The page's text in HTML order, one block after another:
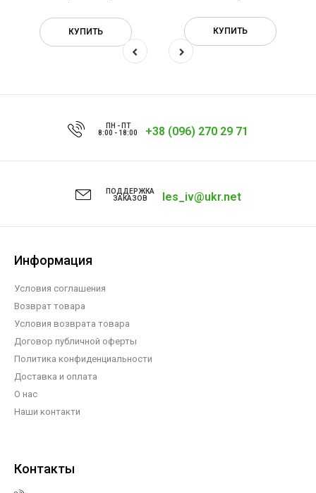
КУПИТЬ КУПИТЬ
ПН - ПТ
8:00 - 18:00
+38 (096) 270 29 71
ПОДДЕРЖКА
ЗАКАЗОВ
les_iv@ukr.net
Информация
Условия соглашения
Возврат товара
Условия возврата товара
Договор публичной оферты
Политика конфиденциальности
Доставка и оплата
О нас
Наши контакти
Контакты